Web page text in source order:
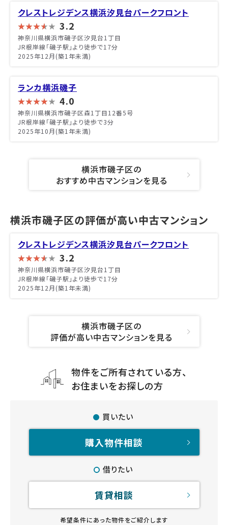
クレストレジデンス横浜汐見台パークフロント
3.2
神奈川県横浜市磯子区汐見台1丁目
JR根岸線「磯子駅」より徒歩で17分
2025年12月(築1年未満)
ランカ横浜磯子
4.0
神奈川県横浜市磯子区森1丁目12番5号
JR根岸線「磯子駅」より徒歩で3分
2025年10月(築1年未満)
横浜市磯子区の
おすすめ中古マンションを見る
横浜市磯子区の評価が高い中古マンション
クレストレジデンス横浜汐見台パークフロント
3.2
神奈川県横浜市磯子区汐見台1丁目
JR根岸線「磯子駅」より徒歩で17分
2025年12月(築1年未満)
横浜市磯子区の
評価が高い中古マンションを見る
物件をご所有されている方、
お住まいをお探しの方
買いたい
購入物件相談
借りたい
賃貸相談
希望条件にあった物件をご紹介します